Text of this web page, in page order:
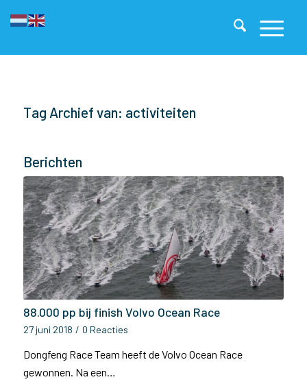
Tag Archief van: activiteiten
Berichten
88.000 pp bij finish Volvo Ocean Race
27 juni 2018 / 0 Reacties
Dongfeng Race Team heeft de Volvo Ocean Race
gewonnen. Na een…